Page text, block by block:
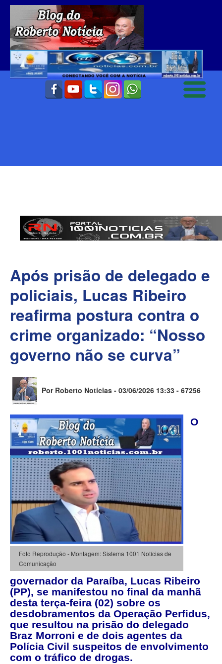
Após prisão de delegado e
policiais, Lucas Ribeiro
reafirma postura contra o
crime organizado: “Nosso
governo não se curva”
Por Roberto Notícias - 03/06/2026 13:33 - 67256
Foto Reprodução - Montagem: Sistema 1001 Notícias de
Comunicação
O
governador da Paraíba, Lucas Ribeiro
(PP), se manifestou no final da manhã
desta terça-feira (02) sobre os
desdobramentos da Operação Perfidus,
que resultou na prisão do delegado
Braz Morroni e de dois agentes da
Polícia Civil suspeitos de envolvimento
com o tráfico de drogas.